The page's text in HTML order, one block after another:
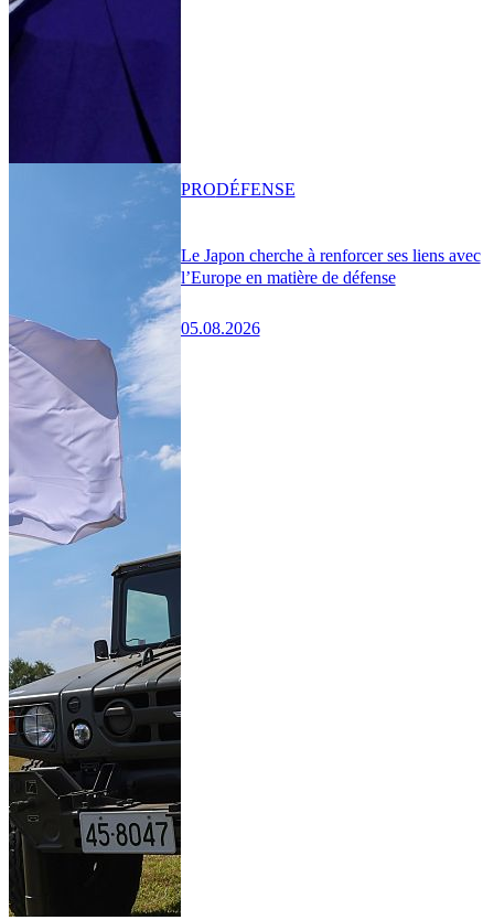
Le Japon cherche à renforcer ses liens avec
l’Europe en matière de défense
05.08.2026
PRODÉFENSE